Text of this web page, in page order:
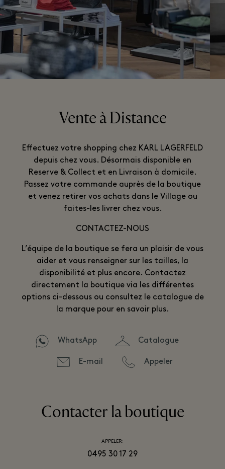
Vente à Distance
Effectuez votre shopping chez KARL LAGERFELD
depuis chez vous. Désormais disponible en
Reserve & Collect et en Livraison à domicile.
Passez votre commande auprès de la boutique
et venez retirer vos achats dans le Village ou
faites-les livrer chez vous.
CONTACTEZ-NOUS
L’équipe de la boutique se fera un plaisir de vous
aider et vous renseigner sur les tailles, la
disponibilité et plus encore. Contactez
directement la boutique via les différentes
options ci-dessous ou consultez le catalogue de
la marque pour en savoir plus.
WhatsApp Catalogue
E-mail Appeler
Contacter la boutique
APPELER:
0495 30 17 29